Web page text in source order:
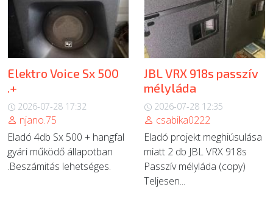
Elektro Voice Sx 500
.+
2026-07-28 17:32
njano.75
Eladó 4db Sx 500 + hangfal
gyári működő állapotban
.Beszámitás lehetséges.
JBL VRX 918s passzív
mélyláda
2026-07-28 12:35
csabika0222
Eladó projekt meghiúsulása
miatt 2 db JBL VRX 918s
Passzív mélyláda (copy)
Teljesen...